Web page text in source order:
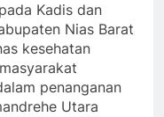
Kadis dan
Nias Barat
kesehatan
penanganan
Utara